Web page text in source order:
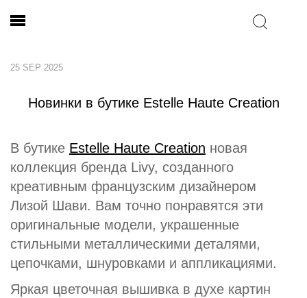
25 SEP 2025
Новинки в бутике Estelle Haute Creation
В бутике Estelle Haute Creation новая
коллекция бренда Livy, созданного
креативным французским дизайнером
Лизой Шави. Вам точно понравятся эти
оригинальные модели, украшенные
стильными металлическими деталями,
цепочками, шнуровками и аппликациями.
Яркая цветочная вышивка в духе картин